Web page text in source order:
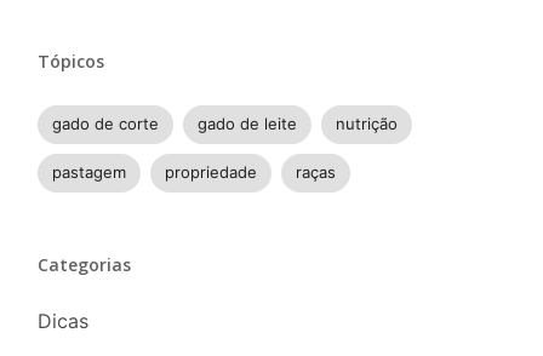
Tópicos
gado de corte gado de leite nutrição
pastagem propriedade raças
Categorias
Dicas